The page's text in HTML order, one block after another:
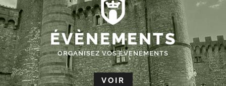
ÉVÈNEMENTS
ORGANISEZ VOS EVENEMENTS
VOIR